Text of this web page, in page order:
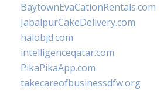
BaytownEvaCationRentals.com
JabalpurCakeDelivery.com
halobjd.com
intelligenceqatar.com
PikaPikaApp.com
takecareofbusinessdfw.org